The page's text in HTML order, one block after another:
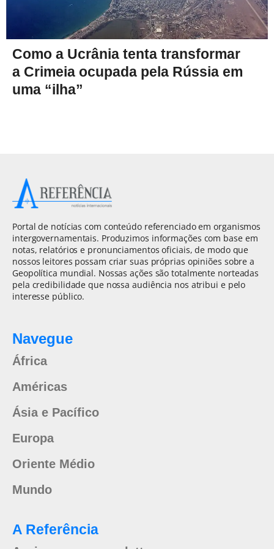
Como a Ucrânia tenta transformar
a Crimeia ocupada pela Rússia em
uma “ilha”
Portal de notícias com conteúdo referenciado em organismos
intergovernamentais. Produzimos informações com base em
notas, relatórios e pronunciamentos oficiais, de modo que
nossos leitores possam criar suas próprias opiniões sobre a
Geopolítica mundial. Nossas ações são totalmente norteadas
pela credibilidade que nossa audiência nos atribui e pelo
interesse público.
Navegue
África
Américas
Ásia e Pacífico
Europa
Oriente Médio
Mundo
A Referência